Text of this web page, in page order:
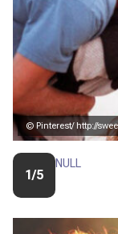
© Pinterest/ http://
1/5
NULL